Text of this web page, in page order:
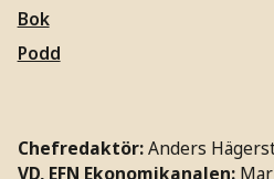
Bok
Podd
Chefredaktör:Anders
VD, EFN Ekonomikanalen: